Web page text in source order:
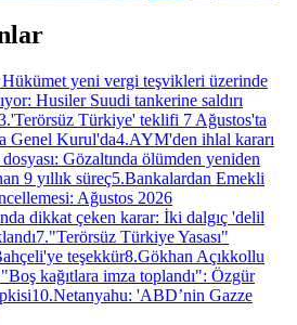
Hükümet yeni vergi teşvikleri üzerinde
Husiler Suudi tankerine saldırı
.'Terörsüz Türkiye' teklifi 7 Ağustos'ta
Genel Kurul'da4.AYM'den ihlal kararı
Gözaltında ölümden yeniden
9 yıllık süreç5.Bankalardan Emekli
Ağustos 2026
dikkat çeken karar: İki dalgıç 'delil
7."Terörsüz Türkiye Yasası"
teşekkür8.Gökhan Açıkkollu
"Boş kağıtlara imza toplandı": Özgür
10.Netanyahu: 'ABD’nin Gazze